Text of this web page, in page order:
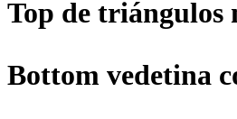
Top de triángulos
Bottom vedetina